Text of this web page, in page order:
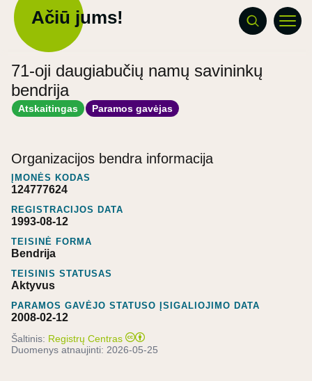
Ačiū jums!
71-oji daugiabučių namų savininkų
bendrija
Atskaitingas Paramos gavėjas
Organizacijos bendra informacija
ĮMONĖS KODAS
124777624
REGISTRACIJOS DATA
1993-08-12
TEISINĖ FORMA
Bendrija
TEISINIS STATUSAS
Aktyvus
PARAMOS GAVĖJO STATUSO ĮSIGALIOJIMO DATA
2008-02-12
Šaltinis: Registrų Centras
Duomenys atnaujinti: 2026-05-25